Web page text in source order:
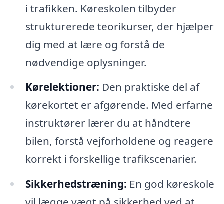
i trafikken. Køreskolen tilbyder
strukturerede teorikurser, der hjælper
dig med at lære og forstå de
nødvendige oplysninger.
Kørelektioner: Den praktiske del af
kørekortet er afgørende. Med erfarne
instruktører lærer du at håndtere
bilen, forstå vejforholdene og reagere
korrekt i forskellige trafikscenarier.
Sikkerhedstræning: En god køreskole